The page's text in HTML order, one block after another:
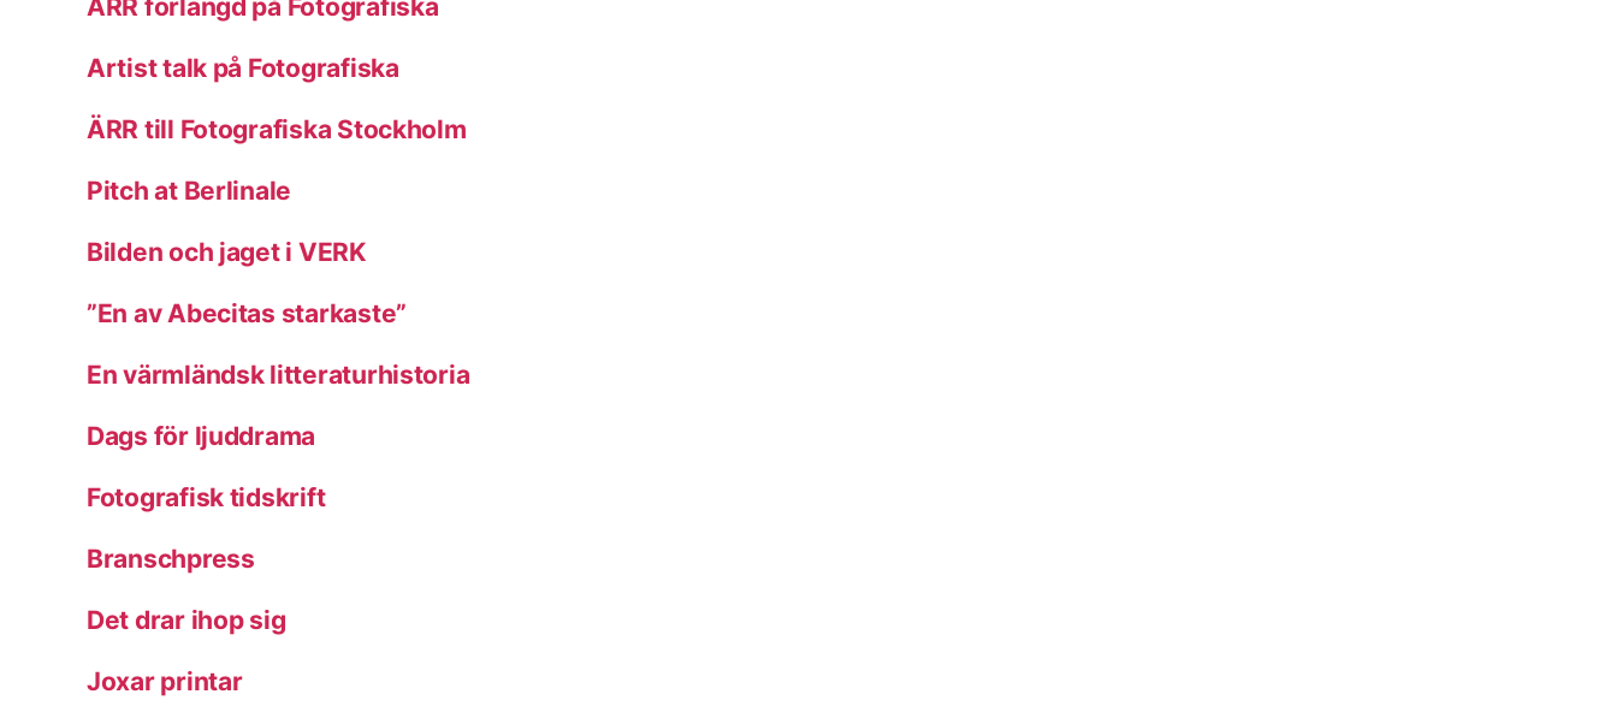
ÄRR förlängd på Fotografiska
Artist talk på Fotografiska
ÄRR till Fotografiska Stockholm
Pitch at Berlinale
Bilden och jaget i VERK
”En av Abecitas starkaste”
En värmländsk litteraturhistoria
Dags för ljuddrama
Fotografisk tidskrift
Branschpress
Det drar ihop sig
Joxar printar